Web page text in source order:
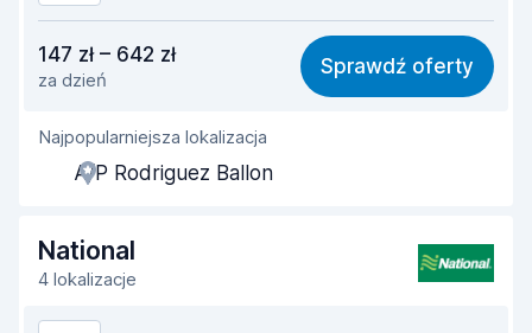
8,1
Łatwość znalezienia 8,2
Pomocność przedstawiciela
Szybkość odbioru
Szybkość zwrotu 8,2
Czystość samochodu
147 zł – 642 zł
za dzień
Sprawdź oferty
Najpopularniejsza lokalizacja
A/P Rodriguez Ballon
National
4 lokalizacje